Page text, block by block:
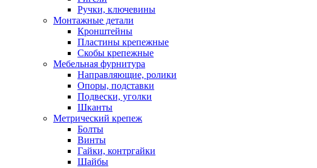
Ручки, ключевины
Монтажные детали
Кронштейны
Пластины крепежные
Скобы крепежные
Мебельная фурнитура
Направляющие, ролики
Опоры, подставки
Подвески, уголки
Шканты
Метрический крепеж
Болты
Винты
Гайки, контргайки
Шайбы